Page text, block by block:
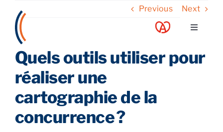
content
Toggle
A propos
Nos services
Nos guides
Previous Next
Quels outils utiliser pour
réaliser une
cartographie de la
concurrence ?